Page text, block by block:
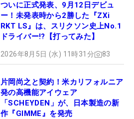
ついに正式発表、9月12日デビュ
ー！未発表時から2勝した『ZXi
RKT LS』は、スリクソン史上No.1
ドライバー!?【打ってみた】
2026年8月5日 (水) 11時31分 83
片岡尚之と契約！米カリフォルニア
発の高機能アイウェア
「SCHEYDEN」が、日本製造の新
作『GIMME』を発売